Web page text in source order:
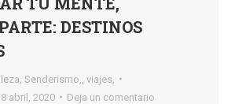
DESTINOS
Senderismo,
viajes,
8 abril, 2020 Deja un comentario